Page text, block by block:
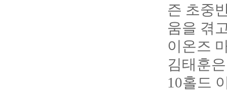
즌 초중
움을 겪
이온즈
김태훈
10홀드